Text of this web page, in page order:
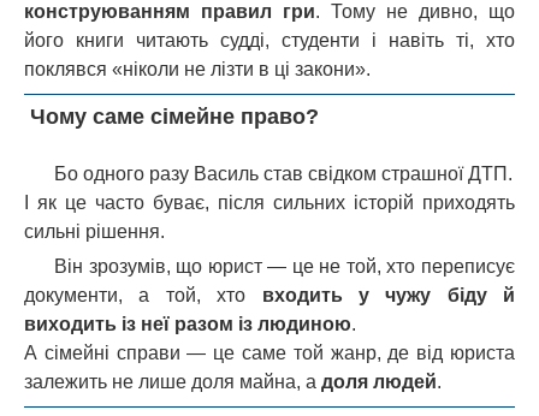
конструюванням правил гри. Тому не дивно, що
його книги читають судді, студенти і навіть ті, хто
поклявся «ніколи не лізти в ці закони».
Чому саме сімейне право?
Бо одного разу Василь став свідком страшної ДТП.
І як це часто буває, після сильних історій приходять
сильні рішення.
Він зрозумів, що юрист — це не той, хто переписує
документи, а той, хто входить у чужу біду й
виходить із неї разом із людиною.
А сімейні справи — це саме той жанр, де від юриста
залежить не лише доля майна, а доля людей.